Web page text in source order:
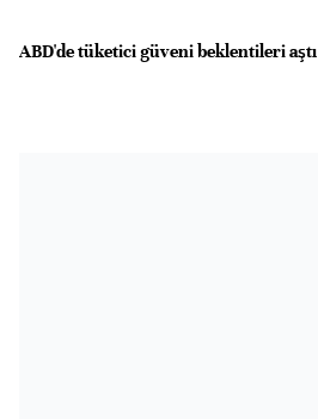
ABD'de tüketici güveni beklentileri aştı